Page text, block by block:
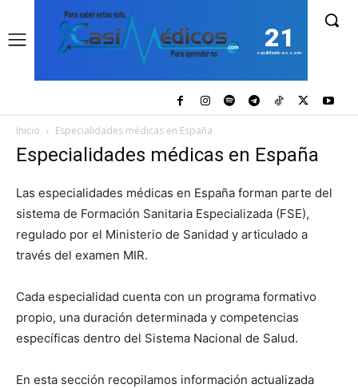
21
casiMedicos.com
Inicio Especialidades médicas en España
Especialidades médicas en España
Las especialidades médicas en España forman parte del
sistema de Formación Sanitaria Especializada (FSE),
regulado por el Ministerio de Sanidad y articulado a
través del examen MIR.
Cada especialidad cuenta con un programa formativo
propio, una duración determinada y competencias
específicas dentro del Sistema Nacional de Salud.
En esta sección recopilamos información actualizada